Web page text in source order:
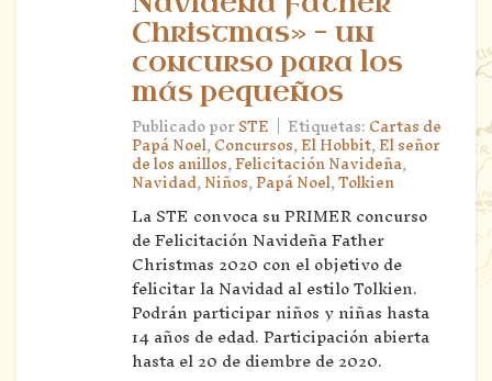
Christmas» – un
concurso para los
más pequeños
Publicado porSTE | Etiquetas:Cartas de
Papá Noel,Concursos,El Hobbit,El señor
de los anillos,Felicitación Navideña,
Navidad,Niños,Papá Noel,Tolkien
La STE convoca su PRIMER concurso
de Felicitación Navideña Father
Christmas 2020 con el objetivo de
felicitar la Navidad al estilo Tolkien.
Podrán participar niños y niñas hasta
14 años de edad. Participación abierta
hasta el 20 de diembre de 2020.